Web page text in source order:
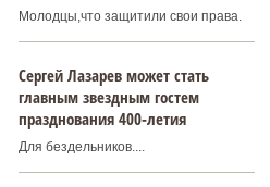
Молодцы,что защитили свои права.
Сергей Лазарев может стать
главным звездным гостем
празднования 400‑летия
Для бездельников....